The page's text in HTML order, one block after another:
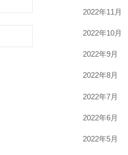
2022年11月
2022年10月
2022年9月
2022年8月
2022年7月
2022年6月
2022年5月